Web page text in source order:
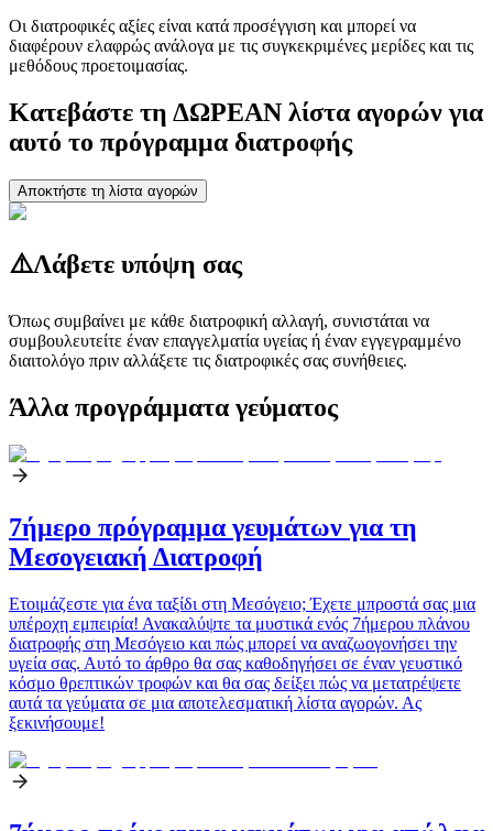
Οι διατροφικές αξίες είναι κατά προσέγγιση και μπορεί να
διαφέρουν ελαφρώς ανάλογα με τις συγκεκριμένες μερίδες και τις
μεθόδους προετοιμασίας.
Κατεβάστε τη ΔΩΡΕΑΝ λίστα αγορών για
αυτό το πρόγραμμα διατροφής
Αποκτήστε τη λίστα αγορών
⚠️Λάβετε υπόψη σας
Όπως συμβαίνει με κάθε διατροφική αλλαγή, συνιστάται να
συμβουλευτείτε έναν επαγγελματία υγείας ή έναν εγγεγραμμένο
διαιτολόγο πριν αλλάξετε τις διατροφικές σας συνήθειες.
Άλλα προγράμματα γεύματος
7ήμερο πρόγραμμα γευμάτων για τη
Μεσογειακή Διατροφή
Ετοιμάζεστε για ένα ταξίδι στη Μεσόγειο; Έχετε μπροστά σας μια
υπέροχη εμπειρία! Ανακαλύψτε τα μυστικά ενός 7ήμερου πλάνου
διατροφής στη Μεσόγειο και πώς μπορεί να αναζωογονήσει την
υγεία σας. Αυτό το άρθρο θα σας καθοδηγήσει σε έναν γευστικό
κόσμο θρεπτικών τροφών και θα σας δείξει πώς να μετατρέψετε
αυτά τα γεύματα σε μια αποτελεσματική λίστα αγορών. Ας
ξεκινήσουμε!